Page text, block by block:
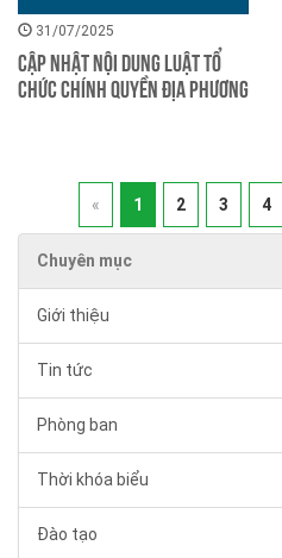
31/07/2025
Cập nhật nội dung Luật Tổ
chức chính quyền địa phương
« 1 2 3 4
Chuyên mục
Giới thiệu
Tin tức
Phòng ban
Thời khóa biểu
Đào tạo